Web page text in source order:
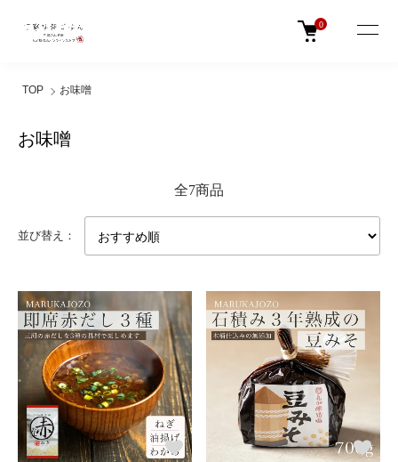
0
TOP お味噌
お味噌
全7商品
並び替え：